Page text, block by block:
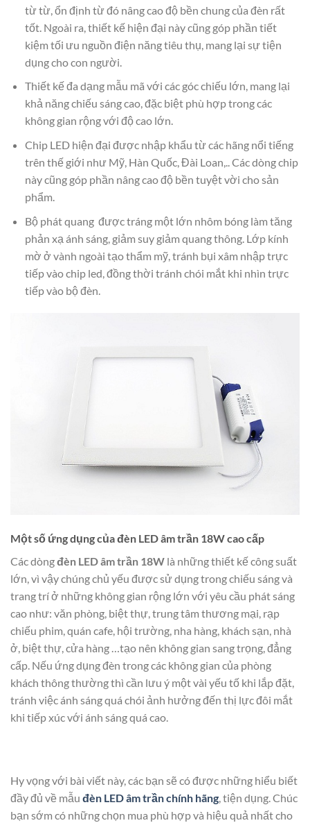
từ từ, ổn định từ đó nâng cao độ bền chung của đèn rất
tốt. Ngoài ra, thiết kế hiện đại này cũng góp phần tiết
kiệm tối ưu nguồn điện năng tiêu thụ, mang lại sự tiện
dụng cho con người.
Thiết kế đa dạng mẫu mã với các góc chiếu lớn, mang lại
khả năng chiếu sáng cao, đặc biệt phù hợp trong các
không gian rộng với độ cao lớn.
Chip LED hiện đại được nhập khẩu từ các hãng nổi tiếng
trên thế giới như Mỹ, Hàn Quốc, Đài Loan,.. Các dòng chip
này cũng góp phần nâng cao độ bền tuyệt vời cho sản
phẩm.
Bộ phát quang được tráng một lớn nhôm bóng làm tăng
phản xạ ánh sáng, giảm suy giảm quang thông. Lớp kính
mờ ở vành ngoài tạo thẩm mỹ, tránh bụi xâm nhập trực
tiếp vào chip led, đồng thời tránh chói mắt khi nhìn trực
tiếp vào bộ đèn.
Một số ứng dụng của đèn LED âm trần 18W cao cấp
Các dòngđèn LED âm trần 18W là những thiết kế công suất
lớn, vì vậy chúng chủ yếu được sử dụng trong chiếu sáng và
trang trí ở những không gian rộng lớn với yêu cầu phát sáng
cao như: văn phòng, biệt thự, trung tâm thương mại, rạp
chiếu phim, quán cafe, hội trường, nha hàng, khách sạn, nhà
ở, biệt thự, cửa hàng …tạo nên không gian sang trọng, đẳng
cấp. Nếu ứng dụng đèn trong các không gian của phòng
khách thông thường thì cần lưu ý một vài yếu tố khi lắp đặt,
tránh việc ánh sáng quá chói ảnh hưởng đến thị lực đôi mắt
khi tiếp xúc với ánh sáng quá cao.
Hy vọng với bài viết này, các bạn sẽ có được những hiểu biết
đầy đủ về mẫu đèn LED âm trần chính hãng, tiện dụng. Chúc
bạn sớm có những chọn mua phù hợp và hiệu quả nhất cho